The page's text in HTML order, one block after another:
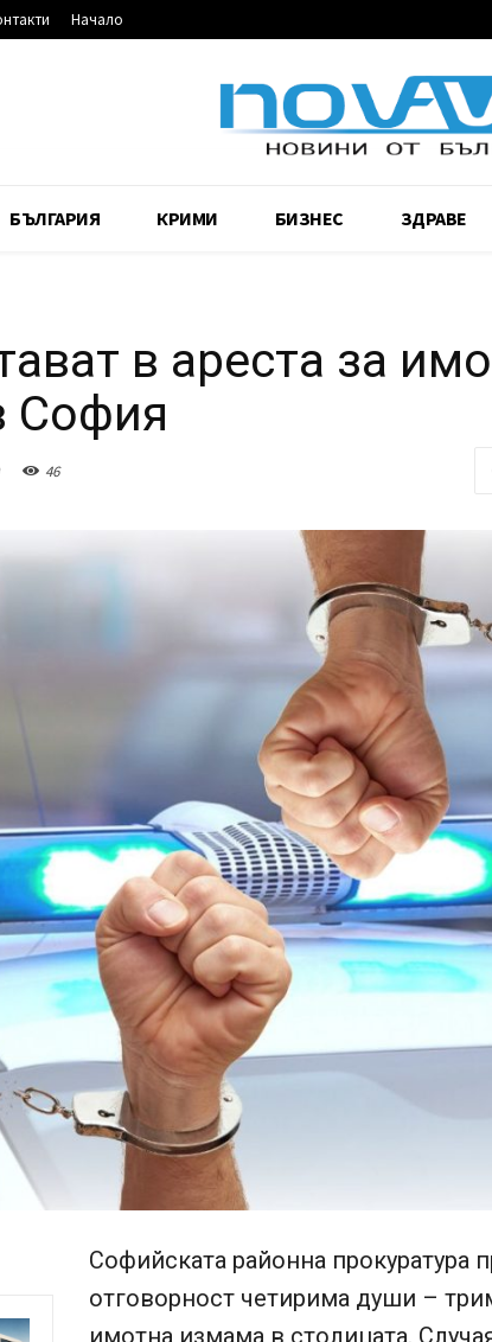
Начало
БЪЛГАРИЯ КРИМИ БИЗНЕС ЗДРАВЕ
в ареста за
София
46
Софийската районна прокуратура
отговорност четирима души –
имотна измама в столицата.